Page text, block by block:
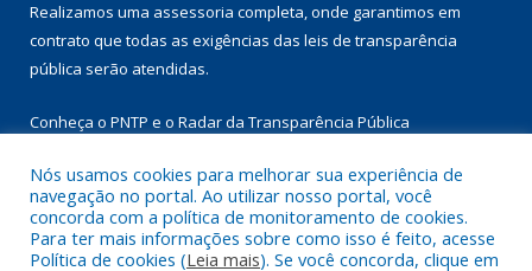
Realizamos uma assessoria completa, onde garantimos em
contrato que todas as exigências das leis de transparência
pública serão atendidas.
Conheça o PNTP e o Radar da Transparência Pública
Todos os direitos reservados a Câmara Municipal de Aurora do
Nós usamos cookies para melhorar sua experiência de
navegação no portal. Ao utilizar nosso portal, você
concorda com a política de monitoramento de cookies.
Para ter mais informações sobre como isso é feito, acesse
Política de cookies (Leia mais). Se você concorda, clique em